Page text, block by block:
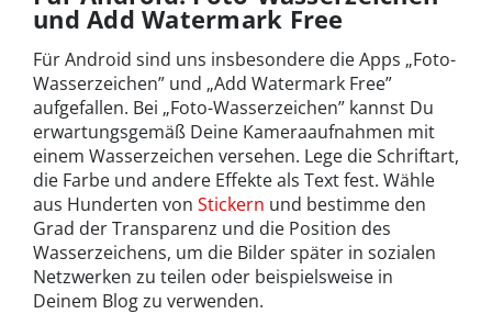
und Add Watermark Free
Für Android sind uns insbesondere die Apps „Foto-
Wasserzeichen” und „Add Watermark Free”
aufgefallen. Bei „Foto-Wasserzeichen” kannst Du
erwartungsgemäß Deine Kameraaufnahmen mit
einem Wasserzeichen versehen. Lege die Schriftart,
die Farbe und andere Effekte als Text fest. Wähle
aus Hunderten von Stickern und bestimme den
Grad der Transparenz und die Position des
Wasserzeichens, um die Bilder später in sozialen
Netzwerken zu teilen oder beispielsweise in
Deinem Blog zu verwenden.